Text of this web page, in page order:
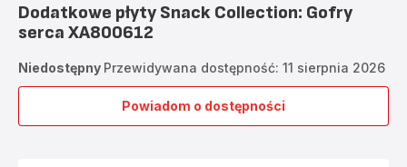
Dodatkowe płyty Snack Collection: Gofry
serca XA800612
Niedostępny Przewidywana dostępność: 11 sierpnia 2026
Powiadom o dostępności
Dodatkowe
płyty